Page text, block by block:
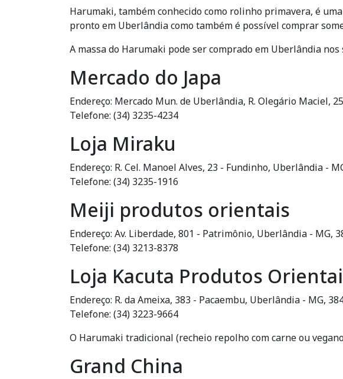
Harumaki, também conhecido como rolinho primavera, é
pronto em Uberlândia como também é possível comprar
A massa do Harumaki pode ser comprado em Uberlândia
Mercado do Japa
Endereço: Mercado Mun. de Uberlândia, R. Olegário Maciel,
Telefone: (34) 3235-4234
Loja Miraku
Endereço: R. Cel. Manoel Alves, 23 - Fundinho, Uberlândia -
Telefone: (34) 3235-1916
Meiji produtos orientais
Endereço: Av. Liberdade, 801 - Patrimônio, Uberlândia - MG,
Telefone: (34) 3213-8378
Loja Kacuta Produtos
Endereço: R. da Ameixa, 383 - Pacaembu, Uberlândia - MG,
Telefone: (34) 3223-9664
O Harumaki tradicional (recheio repolho com carne ou
Grand China